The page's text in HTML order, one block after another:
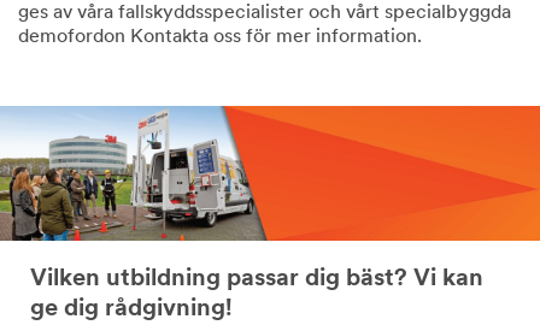
ges av våra fallskyddsspecialister och vårt specialbyggda
demofordon Kontakta oss för mer information.
Vilken utbildning passar dig bäst? Vi kan
ge dig rådgivning!